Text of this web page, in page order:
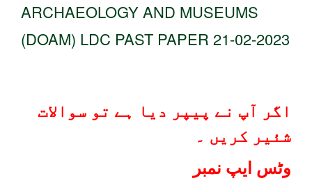
ARCHAEOLOGY AND MUSEUMS
(DOAM) LDC PAST PAPER 21-02-2023
اگر آپ نے پیپر دیا ہے تو سوالات
شئیر کریں ۔
وٹس ایپ نمبر